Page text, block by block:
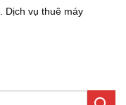
Dịch vụ thuê máy